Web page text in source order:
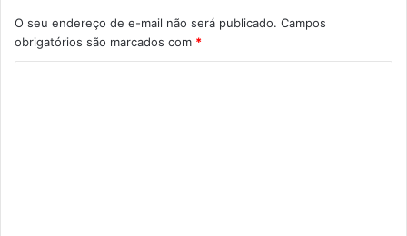
O seu endereço de e-mail não será publicado. Campos
obrigatórios são marcados com *